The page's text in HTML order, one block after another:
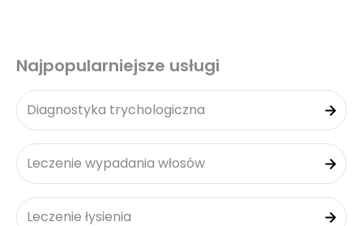
Najpopularniejsze usługi
Diagnostyka trychologiczna
Leczenie wypadania włosów
Leczenie łysienia